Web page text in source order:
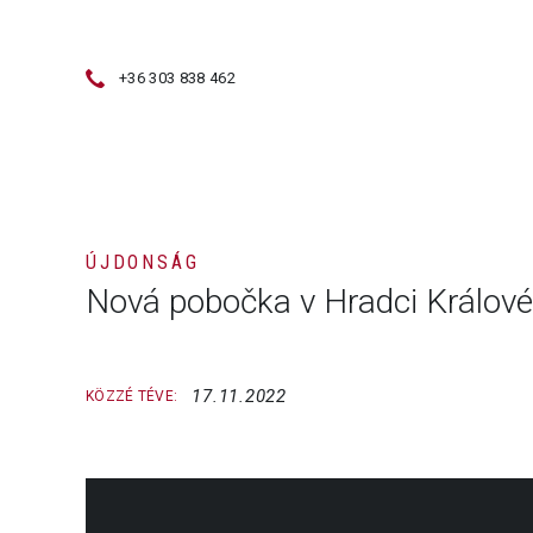
+36 303 838 462
ÚJDONSÁG
Nová pobočka v Hradci Králové
KÖZZÉ TÉVE: 17.11.2022